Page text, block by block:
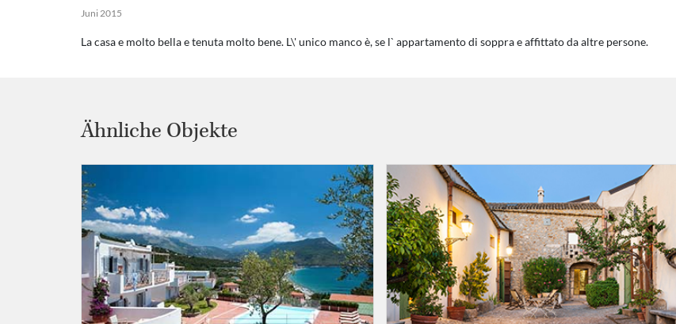
Juni 2015
La casa e molto bella e tenuta molto bene. L\' unico manco è, se l` appartamento di soppra e affittato da altre persone.
Ähnliche Objekte